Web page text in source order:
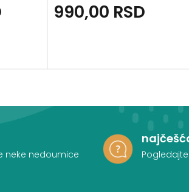
990,00 RSD
neke nedoumice